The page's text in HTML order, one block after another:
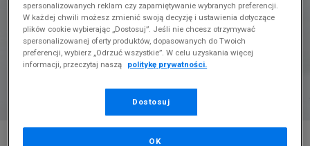
* Zdjęcie poglądowe
spersonalizowanych reklam czy zapamiętywanie wybranych preferencji.
W każdej chwili możesz zmienić swoją decyzję i ustawienia dotyczące
plików cookie wybierając „Dostosuj”. Jeśli nie chcesz otrzymywać
spersonalizowanej oferty produktów, dopasowanych do Twoich
preferencji, wybierz „Odrzuć wszystkie”. W celu uzyskania więcej
informacji, przeczytaj naszą
politykę prywatności.
Dostosuj
OK